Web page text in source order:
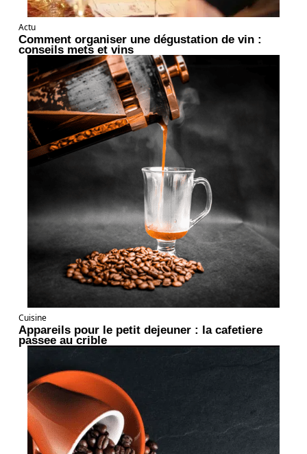
Actu
Comment organiser une dégustation de vin :
conseils mets et vins
Cuisine
Appareils pour le petit dejeuner : la cafetiere
passee au crible